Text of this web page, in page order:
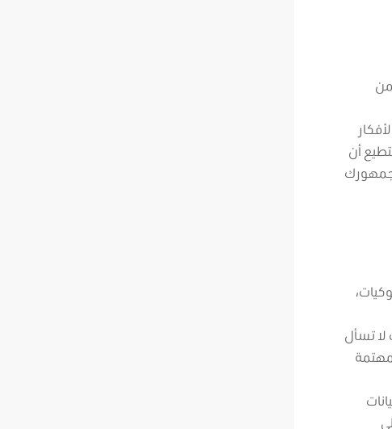
أن
جمهورك
لا تسأل
مهتمة